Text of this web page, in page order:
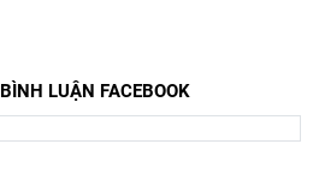
BÌNH LUẬN FACEBOOK